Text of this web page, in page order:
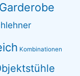
Garderobe
Kombinationen